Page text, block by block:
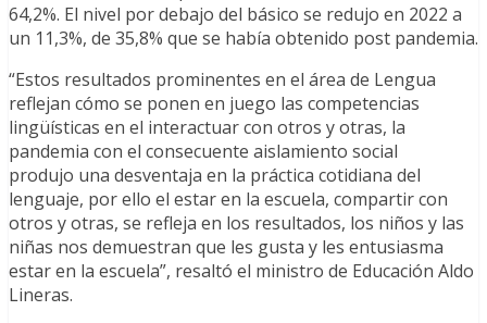
64,2%. El nivel por debajo del básico se redujo en 2022 a
un 11,3%, de 35,8% que se había obtenido post pandemia.
“Estos resultados prominentes en el área de Lengua
reflejan cómo se ponen en juego las competencias
lingüísticas en el interactuar con otros y otras, la
pandemia con el consecuente aislamiento social
produjo una desventaja en la práctica cotidiana del
lenguaje, por ello el estar en la escuela, compartir con
otros y otras, se refleja en los resultados, los niños y las
niñas nos demuestran que les gusta y les entusiasma
estar en la escuela”, resaltó el ministro de Educación Aldo
Lineras.